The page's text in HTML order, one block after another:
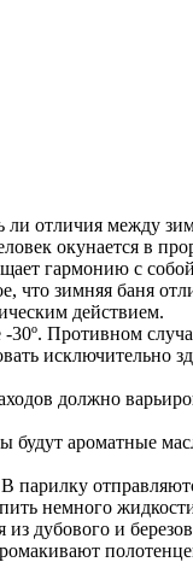
ли отличия между
окунается в
гармонию с
что зимняя баня
действием.
Противном
исключительно
должно
ароматные
немного
дубового и